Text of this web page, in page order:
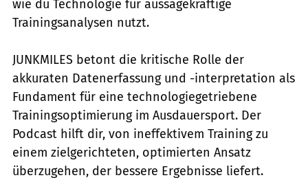
wie du Technologie für aussagekräftige
Trainingsanalysen nutzt.
JUNKMILES betont die kritische Rolle der
akkuraten Datenerfassung und -interpretation als
Fundament für eine technologiegetriebene
Trainingsoptimierung im Ausdauersport. Der
Podcast hilft dir, von ineffektivem Training zu
einem zielgerichteten, optimierten Ansatz
überzugehen, der bessere Ergebnisse liefert.